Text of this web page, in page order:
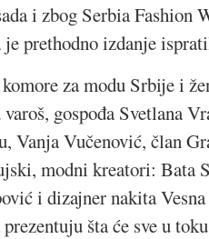
i zbog Serbia Fashion
prethodno izdanje
za modu Srbije i
gospođa Svetlana
Vanja Vučenović, član
modni kreatori: Bata
i dizajner nakita
šta će sve u